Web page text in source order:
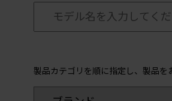
製品カテゴリを順に指定し、製品を